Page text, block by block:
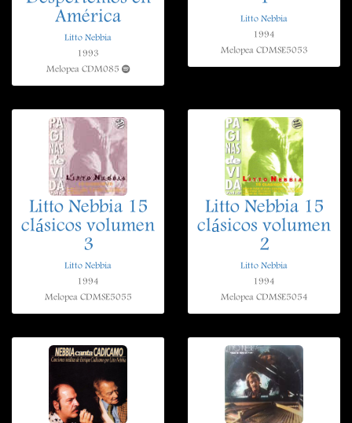
América
Litto Nebbia
1993
Melopea CDM085
Litto Nebbia
1994
Melopea CDMSE5053
Litto Nebbia 15
clásicos volumen
3
Litto Nebbia
1994
Melopea CDMSE5055
Litto Nebbia 15
clásicos volumen
2
Litto Nebbia
1994
Melopea CDMSE5054